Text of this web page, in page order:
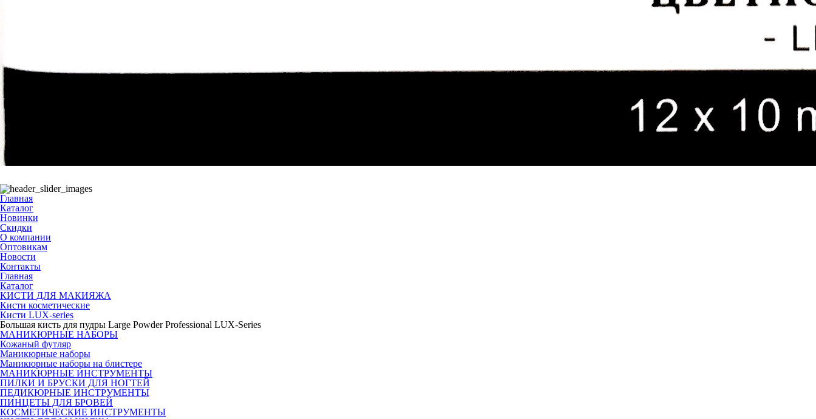
Главная
Каталог
Новинки
Скидки
О компании
Оптовикам
Новости
Контакты
Главная
Каталог
КИСТИ ДЛЯ МАКИЯЖА
Кисти косметические
Кисти LUX-series
Большая кисть для пудры Large Powder Professional LUX-Series
МАНИКЮРНЫЕ НАБОРЫ
Кожаный футляр
Маникюрные наборы
Маникюрные наборы на блистере
МАНИКЮРНЫЕ ИНСТРУМЕНТЫ
ПИЛКИ И БРУСКИ ДЛЯ НОГТЕЙ
ПЕДИКЮРНЫЕ ИНСТРУМЕНТЫ
ПИНЦЕТЫ ДЛЯ БРОВЕЙ
КОСМЕТИЧЕСКИЕ ИНСТРУМЕНТЫ